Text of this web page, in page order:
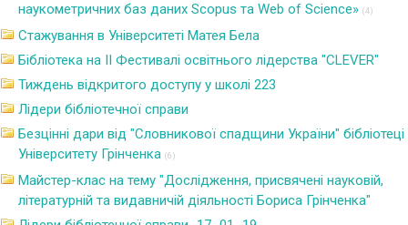
наукометричних баз даних Scopus та Web of Science» (4)
Стажування в Університеті Матея Бела
Бібліотека на ІІ Фестивалі освітнього лідерства "CLEVER"
Тиждень відкритого доступу у школі 223
Лідери бібліотечної справи
Безцінні дари від "Словникової спадщини України" бібліотеці
Університету Грінченка (6)
Майстер-клас на тему "Дослідження, присвячені науковій,
літературній та видавничій діяльності Бориса Грінченка"